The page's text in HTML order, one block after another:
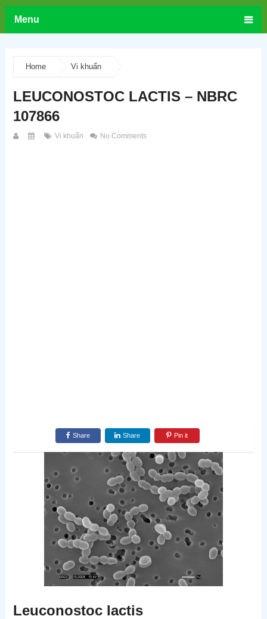
Menu
Home Vi khuẩn
LEUCONOSTOC LACTIS – NBRC
107866
Vi khuẩn No Comments
Share Share Pin it
Leuconostoc lactis